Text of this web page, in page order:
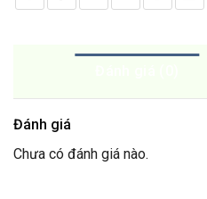
Đánh giá
Chưa có đánh giá nào.